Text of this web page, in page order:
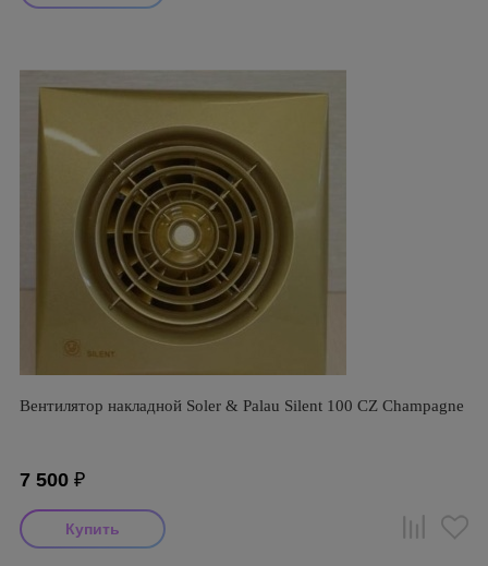
Вентилятор накладной Soler & Palau Silent 100 CZ Champagne
7 500 ₽